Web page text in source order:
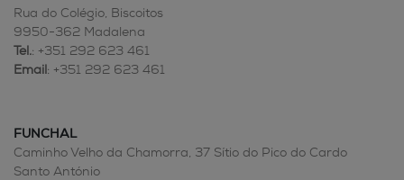
Rua do Colégio, Biscoitos
9950-362 Madalena
Tel.: +351 292 623 461
Email: +351 292 623 461
FUNCHAL
Caminho Velho da Chamorra, 37 Sítio do Pico do Cardo
Santo António